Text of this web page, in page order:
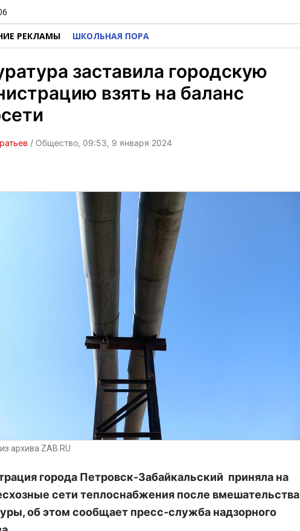
РЕКЛАМЫ ШКОЛЬНАЯ ПОРА
заставила городскую
взять на баланс
/ Общество, 09:53, 9 января 2024
архива ZAB.RU
города Петровск-Забайкальский приняла на
сети теплоснабжения после вмешательства
об этом сообщает пресс-служба надзорного